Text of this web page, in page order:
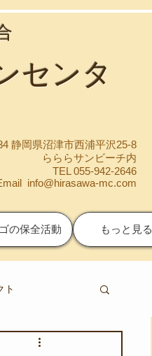
センタ
静岡県沼津市西浦平沢25-8
らららサンビーチ内
TEL 055-942-2646
info@hirasawa-mc.com
の保全活動 もっと見る
ト
ク養殖実験